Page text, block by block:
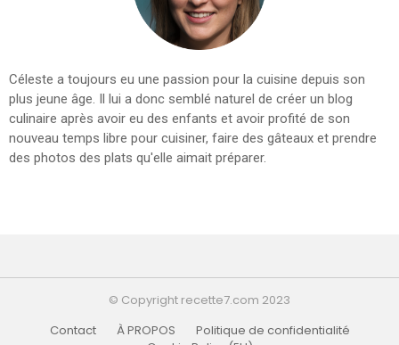
Céleste a toujours eu une passion pour la cuisine depuis son
plus jeune âge. Il lui a donc semblé naturel de créer un blog
culinaire après avoir eu des enfants et avoir profité de son
nouveau temps libre pour cuisiner, faire des gâteaux et prendre
des photos des plats qu'elle aimait préparer.
© Copyright recette7.com 2023
Contact
À PROPOS
Politique de confidentialité